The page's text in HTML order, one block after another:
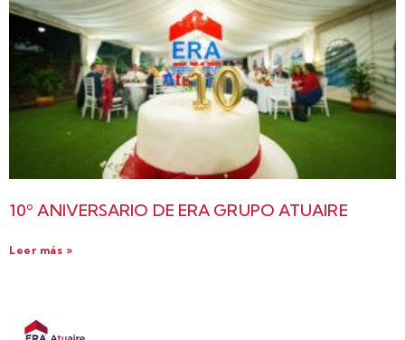
10º ANIVERSARIO DE ERA GRUPO ATUAIRE
Leer más »